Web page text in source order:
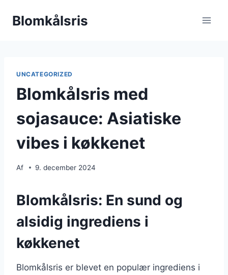
Blomkålsris
UNCATEGORIZED
Blomkålsris med
sojasauce: Asiatiske
vibes i køkkenet
Af 9. december 2024
Blomkålsris: En sund og
alsidig ingrediens i
køkkenet
Blomkålsris er blevet en populær ingrediens i